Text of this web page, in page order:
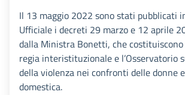
Il 13 maggio 2022 sono stati pubblicati
Ufficiale i decreti 29 marzo e 12 aprile
dalla Ministra Bonetti, che costituiscono
regia interistituzionale e l’Osservatorio
della violenza nei confronti delle donne
domestica.